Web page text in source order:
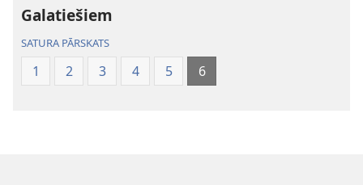
Galatiešiem
SATURA PĀRSKATS
1 2 3 4 5 6